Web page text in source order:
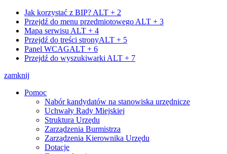
Jak korzystać z BIP? ALT + 2
Przejdź do menu przedmiotowego ALT + 3
Mapa serwisu ALT + 4
Przejdź do treści stronyALT + 5
Panel WCAGALT + 6
Przejdź do wyszukiwarki ALT + 7
zamknij
Pomoc
Nabór kandydatów na stanowiska urzędnicze
Uchwały Rady Miejskiej
Struktura Urzędu
Zarządzenia Burmistrza
Zarządzenia Kierownika Urzędu
Dotacje